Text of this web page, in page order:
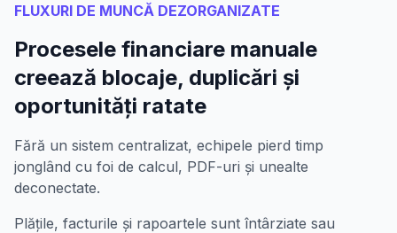
FLUXURI DE MUNCĂ DEZORGANIZATE
Procesele financiare manuale
creează blocaje, duplicări și
oportunități ratate
Fără un sistem centralizat, echipele pierd timp
jonglând cu foi de calcul, PDF-uri și unealte
deconectate.
Plățile, facturile și rapoartele sunt întârziate sau